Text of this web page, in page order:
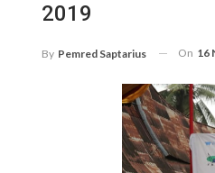
2019
By Pemred Saptarius On 16